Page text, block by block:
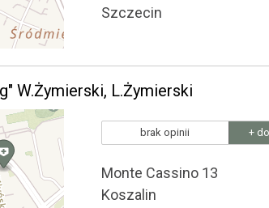
Szczecin
W.Żymierski, L.Żymierski
brak opinii +
Monte Cassino 13
Koszalin